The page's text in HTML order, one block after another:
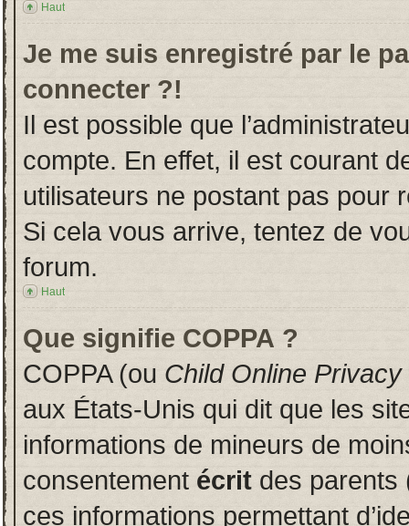
Haut
Je me suis enregistré par le
connecter ?!
Il est possible que
compte. En effet, il est courant
utilisateurs ne postant pas pour
Si cela vous arrive, tentez de
forum.
Haut
Que signifie COPPA ?
COPPA (ou Child Online
aux États-Unis qui dit que les
informations de mineurs de
consentement écrit des parents
ces informations permettant